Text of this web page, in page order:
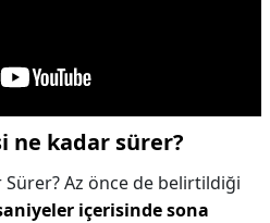
ne kadar sürer?
Az önce de belirtildiği
içerisinde sona